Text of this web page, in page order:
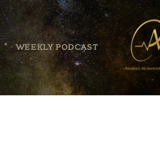
WEEKLY PODCAST
HOME
ABOUT US
BLOG
EVENT